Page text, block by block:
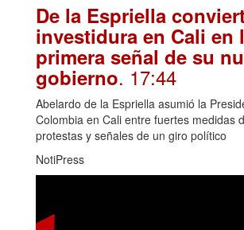
De la Espriella
investidura en Cali en
primera señal de su
gobierno. 17:44
Abelardo de la Espriella asumió la
Colombia en Cali entre fuertes medidas
protestas y señales de un giro político
NotiPress